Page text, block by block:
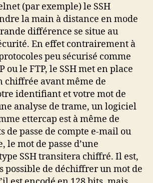
(par exemple) le SSH
la main à distance en mode
différence se situe au
En effet contrairement à
peu sécurisé comme
ou le FTP, le SSH met en place
chiffrée avant même de
identifiant et votre mot de
analyse de trame, un logiciel
ettercap est à même de
de passe de compte e-mail ou
le mot de passe d’une
SSH transitera chiffré. Il est,
possible de déchiffrer un mot de